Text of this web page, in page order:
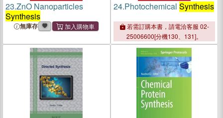
23.ZnO Nanoparticles
Synthesis
無庫存
24.Photochemical Synthesis
若需訂購本書，請電洽客服 02-
25006600[分機130、131]。